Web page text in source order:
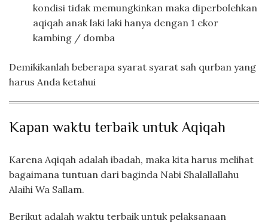
kondisi tidak memungkinkan maka diperbolehkan
aqiqah anak laki laki hanya dengan 1 ekor
kambing / domba
Demikikanlah beberapa syarat syarat sah qurban yang
harus Anda ketahui
Kapan waktu terbaik untuk Aqiqah
Karena Aqiqah adalah ibadah, maka kita harus melihat
bagaimana tuntuan dari baginda Nabi Shalallallahu
Alaihi Wa Sallam.
Berikut adalah waktu terbaik untuk pelaksanaan